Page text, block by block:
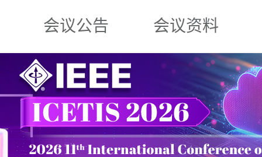
会议公告 会议资料